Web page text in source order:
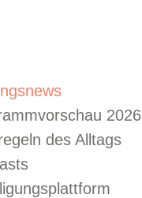
2026
des Alltags